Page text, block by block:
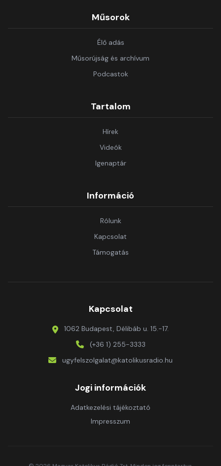
Műsorok
Élő adás
Műsorújság és archívum
Podcastok
Tartalom
Hírek
Videók
Igenaptár
Információ
Rólunk
Kapcsolat
Támogatás
Kapcsolat
1062 Budapest, Délibáb u. 15.-17.
(+36 1) 255-3333
ugyfelszolgalat@katolikusradio.hu
Jogi információk
Adatkezelési tájékoztató
Impresszum